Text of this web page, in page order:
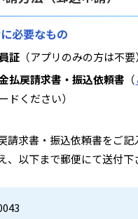
必要なもの
証 （アプリのみの方は不要）
払戻請求書・振込依頼書 （
ドください）
請求書・振込依頼書をご記
、以下まで郵便にて送付下